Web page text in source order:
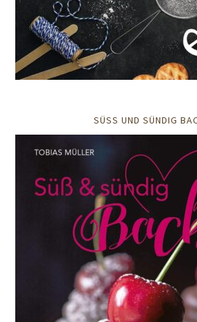
SÜSS UND SÜNDIG